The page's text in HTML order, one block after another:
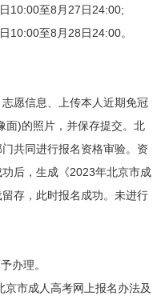
10:00至8月27日24:00;
至8月28日24:00。
愿信息、上传本人近期免冠
面)的照片，并保存提交。北
共同进行报名资格审验。资
后，生成《2023年北京市成
存，此时报名成功。未进行
办理。
市成人高考网上报名办法及